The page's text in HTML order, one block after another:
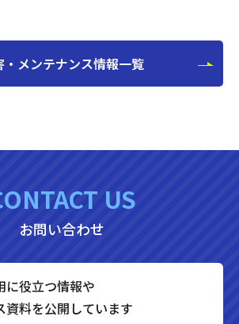
・メンテナンス情報一覧
US
お問い合わせ
に役立つ情報や
資料を公開しています